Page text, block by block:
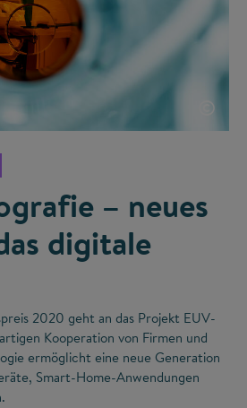
©
– neues
digitale
2020 geht an das Projekt EUV-
Kooperation von Firmen und
ermöglicht eine neue Generation
Smart-Home-Anwendungen